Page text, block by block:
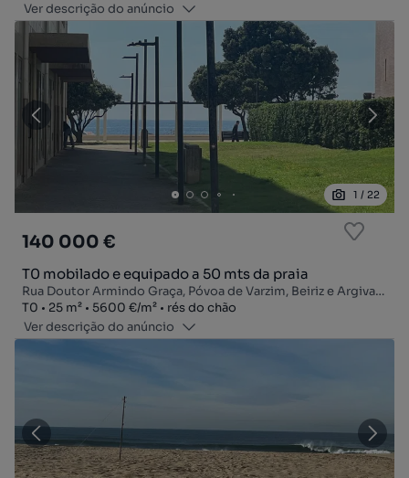
Ver descrição do anúncio
1 / 22
140 000 €
T0 mobilado e equipado a 50 mts da praia
Rua Doutor Armindo Graça, Póvoa de Varzim, Beiriz e Argivai, Póvoa de Varzim, Porto
Tipologia
T0
Zona25 m²
Preço por metro quadrado
5600 €/m²
Andar
rés do chão
Ver descrição do anúncio